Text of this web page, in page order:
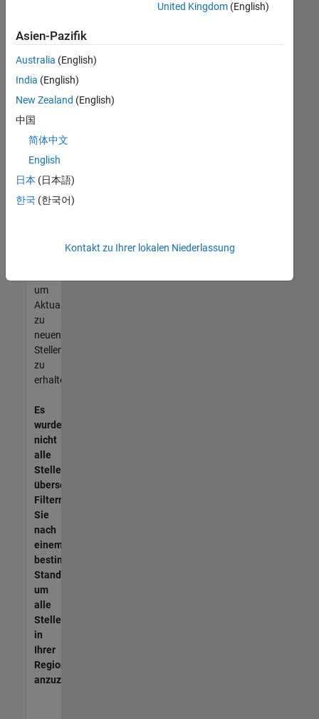
noch
keine
offenen
Stellen
können,
die
Ihren
entsprechen,
werden
unseres
um
Aktualisierungen
zu
neuen
Stellenangeboten
zu
erhalten.
Es
wurden
nicht
alle
Stellen
übersetzt.
Filtern
Sie
nach
einem
bestimmten
Standort,
um
alle
Stellenangebote
in
Ihrer
Region
anzuzeigen.
United Kingdom(English)
Asien-Pazifik
Australia (English)
India (English)
New Zealand (English)
中国
简体中文
English
日本 (日本語)
한국 (한국어)
Kontakt zu Ihrer lokalen Niederlassung